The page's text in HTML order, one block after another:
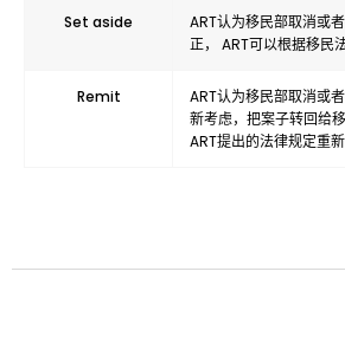
Set aside
ART认为移民部取消或
正， ART可以根据移民
Remit
ART认为移民部取消或
新考虑，把案子转回给
ART提出的法律规定重新